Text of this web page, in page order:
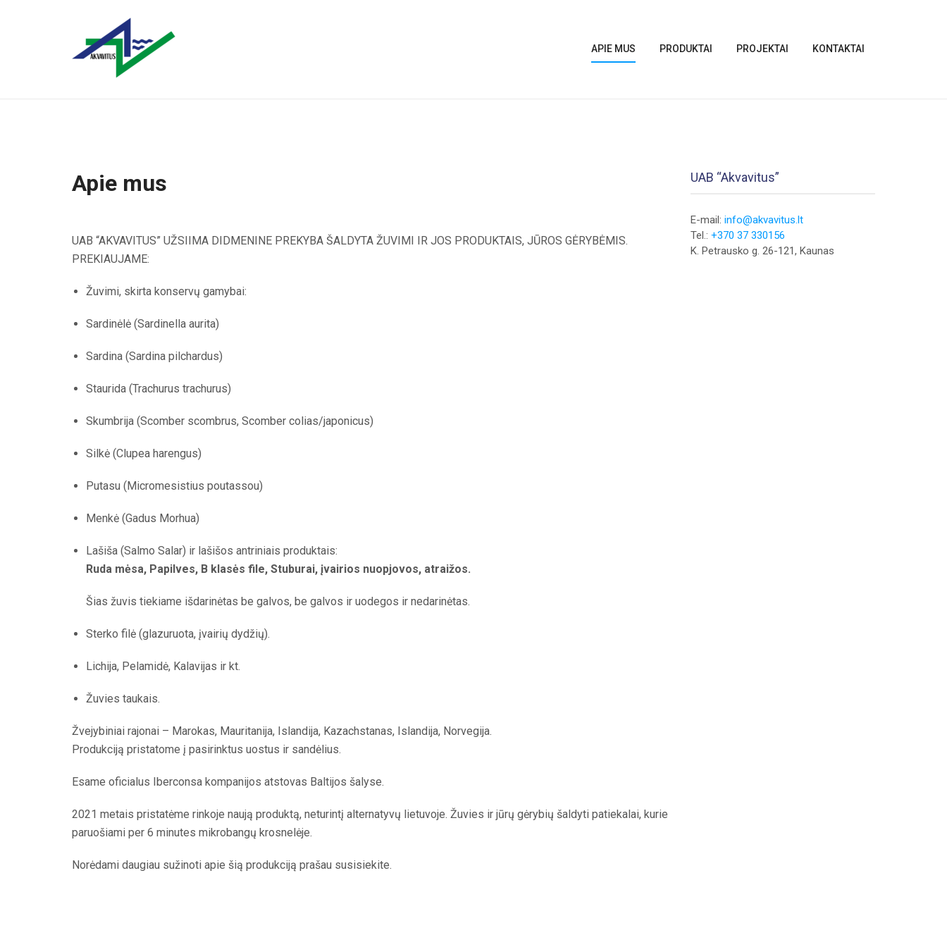
APIE MUS PRODUKTAI PROJEKTAI KONTAKTAI
Apie mus
UAB “AKVAVITUS” UŽSIIMA DIDMENINE PREKYBA ŠALDYTA ŽUVIMI IR JOS PRODUKTAIS, JŪROS GĖRYBĖMIS.
PREKIAUJAME:
Žuvimi, skirta konservų gamybai:
Sardinėlė (Sardinella aurita)
Sardina (Sardina pilchardus)
Staurida (Trachurus trachurus)
Skumbrija (Scomber scombrus, Scomber colias/japonicus)
Silkė (Clupea harengus)
Putasu (Micromesistius poutassou)
Menkė (Gadus Morhua)
Lašiša (Salmo Salar) ir lašišos antriniais produktais:
Ruda mėsa, Papilves, B klasės file, Stuburai, įvairios nuopjovos, atraižos.
Šias žuvis tiekiame išdarinėtas be galvos, be galvos ir uodegos ir nedarinėtas.
Sterko filė (glazuruota, įvairių dydžių).
Lichija, Pelamidė, Kalavijas ir kt.
Žuvies taukais.
Žvejybiniai rajonai – Marokas, Mauritanija, Islandija, Kazachstanas, Islandija, Norvegija.
Produkciją pristatome į pasirinktus uostus ir sandėlius.
Esame oficialus Iberconsa kompanijos atstovas Baltijos šalyse.
2021 metais pristatėme rinkoje naują produktą, neturintį alternatyvų lietuvoje. Žuvies ir jūrų gėrybių šaldyti patiekalai, kurie
paruošiami per 6 minutes mikrobangų krosnelėje.
Norėdami daugiau sužinoti apie šią produkciją prašau susisiekite.
UAB “Akvavitus”
E-mail: info@akvavitus.lt
Tel.: +370 37 330156
K. Petrausko g. 26-121, Kaunas